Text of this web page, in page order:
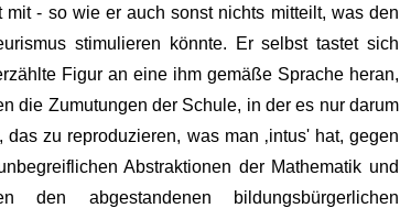
mit - so wie er auch sonst nichts mitteilt, was den
stimulieren könnte. Er selbst tastet sich
Figur an eine ihm gemäße Sprache heran,
die Zumutungen der Schule, in der es nur darum
das zu reproduzieren, was man ‚intus' hat, gegen
Abstraktionen der Mathematik und
den abgestandenen bildungsbürgerlichen